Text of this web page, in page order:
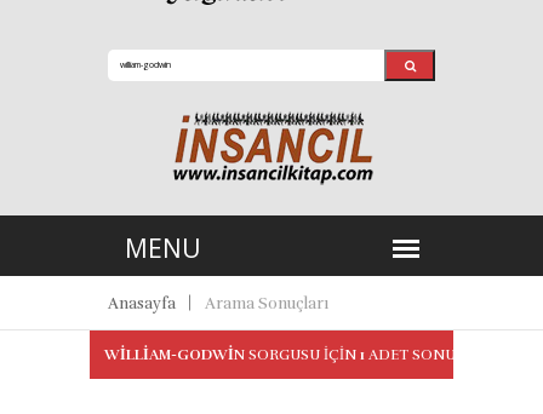
Anasayfa Arama Sonuçları
WILLIAM-GODWIN SORGUSU IÇIN 1 ADET SONUÇ